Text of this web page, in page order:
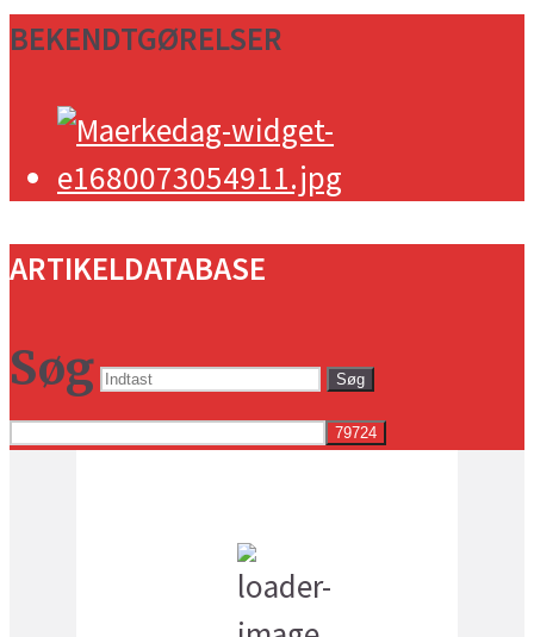
BEKENDTGØRELSER
ARTIKELDATABASE
Søg Søg